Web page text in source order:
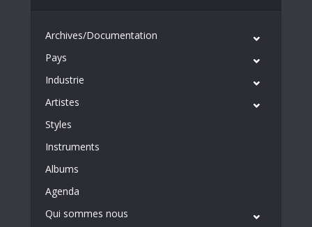
Archives/Documentation
Pays
Industrie
Artistes
Styles
Instruments
Albums
Agenda
Qui sommes nous